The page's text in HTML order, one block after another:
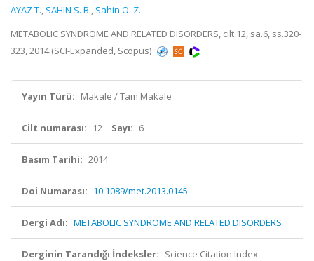
AYAZ T., SAHIN S. B., Sahin O. Z.
METABOLIC SYNDROME AND RELATED DISORDERS, cilt.12, sa.6, ss.320-
323, 2014 (SCI-Expanded, Scopus)
Yayın Türü: Makale / Tam Makale
Cilt numarası: 12 Sayı: 6
Basım Tarihi: 2014
Doi Numarası: 10.1089/met.2013.0145
Dergi Adı: METABOLIC SYNDROME AND RELATED DISORDERS
Derginin Tarandığı İndeksler: Science Citation Index